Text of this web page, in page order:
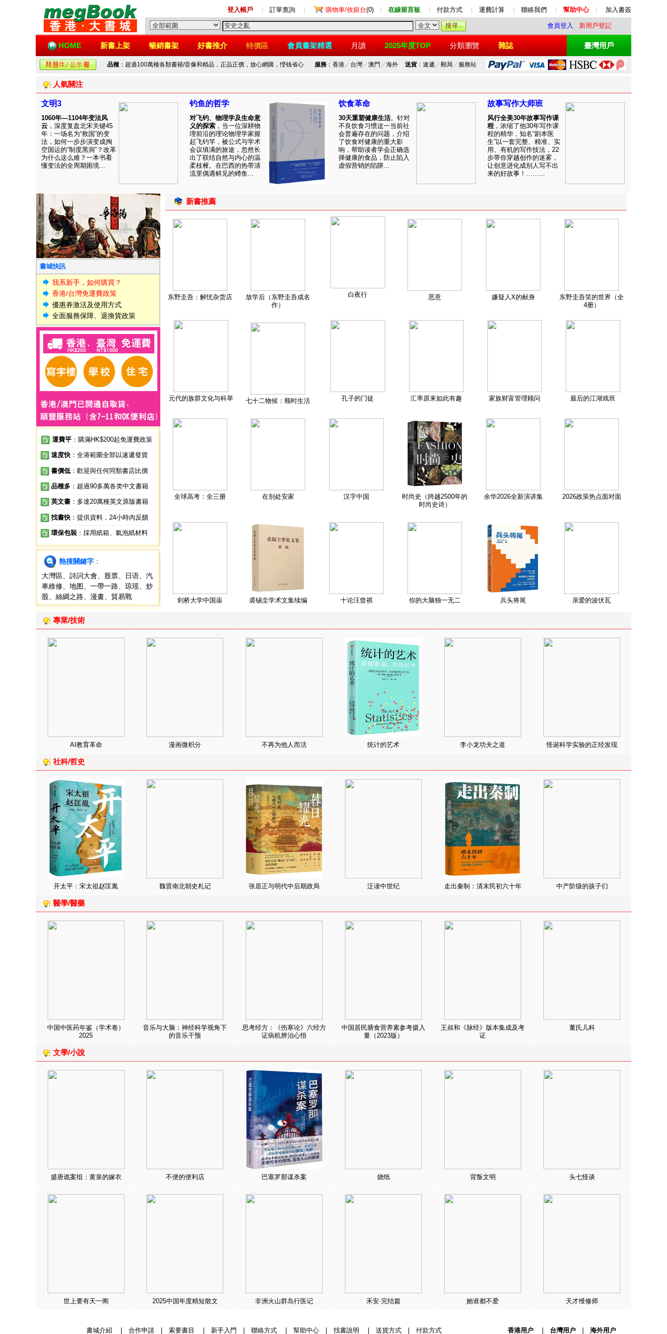
登入帳戶 訂單查詢 購物車/收銀台(0) 在線留言板 付款方式 運費計算 聯絡我們 幫助中心 加入書簽
會員登入 新用戶登記
HOME 新書上架 暢銷書架 好書推介 特價區 會員書架精選 月讀 2025年度TOP 分類瀏覽 雜誌 臺灣用戶
品種 ：超過100萬種各類書籍/音像和精品，正品正價，放心網購，悭钱省心 服務：香港／ 台灣／澳門 ／海外 送貨：速遞 ／郵局 ／ 服務站
人氣關注
文明3
1060年—1104年变法风
云 ，深度复盘北宋关键45
年：一场名为“救国”的变
法，如何一步步演变成掏
空国运的“制度黑洞”？改革
为什么这么难？一本书看
懂变法的全周期困境...
钓鱼的哲学
对飞钓、物理学及生命意
义的探索 ，当一位深耕物
理前沿的理论物理学家握
起飞钓竿，被公式与学术
会议填满的旅途，忽然长
出了联结自然与内心的温
柔枝桠。在巴西的热带清
流里偶遇鲜见的鳟鱼...
饮食革命
30天重塑健康生活。针对
不良饮食习惯这一当前社
会普遍存在的问题，介绍
了饮食对健康的重大影
响，帮助读者学会正确选
择健康的食品，防止陷入
虚假营销的陷阱...
故事写作大师班
风行全美30年故事写作课
程 ，浓缩了他30年写作课
程的精华，知名“剧本医
生”以一套完整、精准、实
用、有机的写作技法，22
步带你穿越创作的迷雾，
让创意进化成别人写不出
来的好故事！……...
書城快訊
我系新手，如何購買？
香港/台灣免運費政策
優惠券激活及使用方式
全面服務保障、退換貨政策
運費平 ：購滿HK$200起免運費政策
速度快 ：全港範圍全部以速遞發貨
書價低 ：歡迎與任何同類書店比價
品種多 ：超過90多萬各类中文書籍
英文書 ：多達20萬種英文原版書籍
找書快 ：提供資料，24小時內反饋
環保包裝 ：採用紙箱、氣泡紙材料
熱搜關鍵字 ：
大灣區
詩詞大會 股票 日语
汽
車維修
地图 一帶一路 琼瑶
炒
股
絲綢之路 漫畫 貿易戰
新書推薦
东野圭吾：解忧杂货店
放学后（东野圭吾成名
作）
白夜行 恶意 嫌疑人X的献身
东野圭吾笑的世界（全
4册）
元代的族群文化与科举 七十二物候：顺时生活 孔子的门徒 汇率原来如此有趣 家族财富管理顾问 最后的江湖戏班
全球高考：全三册 在别处安家 汉字中国
时尚史（跨越2500年的
时尚史诗）
余华2026全新演讲集 2026政策热点面对面
剑桥大学中国庙 裘锡圭学术文集续编 十论汪曾祺 你的大脑独一无二 兵头将尾 亲爱的波伏瓦
專業/技術
AI教育革命 漫画微积分 不再为他人而活 统计的艺术 李小龙功夫之道 怪诞科学实验的正经发现
社科/哲史
开太平：宋太祖赵匡胤 魏晋南北朝史札记 张居正与明代中后期政局 泛读中世纪 走出秦制：清末民初六十年 中产阶级的孩子们
醫學/醫藥
中国中医药年鉴（学术卷）
2025
音乐与大脑：神经科学视角下
的音乐干预
思考经方：《伤寒论》六经方
证病机辨治心悟
中国居民膳食营养素参考摄入
量（2023版）
王叔和《脉经》版本集成及考
证
董氏儿科
文學/小說
盛唐诡案组：黄泉的嫁衣 不便的便利店 巴塞罗那谋杀案 烧纸 背叛文明 头七怪谈
世上要有天一阁 2025中国年度精短散文 非洲火山群岛行医记 禾安·完结篇 她谁都不爱 天才维修师
書城介紹 合作申請| 索要書目 新手入門 聯絡方式| 幫助中心| 找書說明 送貨方式| 付款方式 香港用户| 台灣用户| 海外用户